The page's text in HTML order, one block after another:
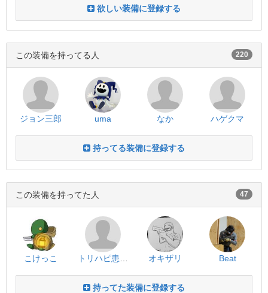
欲しい装備に登録する
この装備を持ってる人 220
ジョン三郎 uma なか ハゲクマ
持ってる装備に登録する
この装備を持ってた人 47
こけっこ オキザリ Beat
持ってた装備に登録する